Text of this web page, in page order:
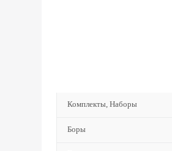
Комплекты, Наборы
Боры